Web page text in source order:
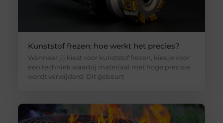
Kunststof frezen: hoe werkt het precies?
Wanneer jij kiest voor kunststof frezen, kies je voor
een techniek waarbij materiaal met hoge precisie
wordt verwijderd. Dit gebeurt